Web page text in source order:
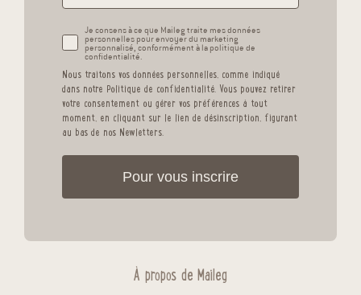
À propos de Maileg
Je consens à ce que Maileg traite mes données
personnelles pour envoyer du marketing
personnalisé, conformément à la politique de
confidentialité.
Nous traitons vos données personnelles, comme indiqué
dans notre Politique de confidentialité. Vous pouvez retirer
votre consentement ou gérer vos préférences à tout
moment, en cliquant sur le lien de désinscription, figurant
au bas de nos Newletters.
Pour vous inscrire